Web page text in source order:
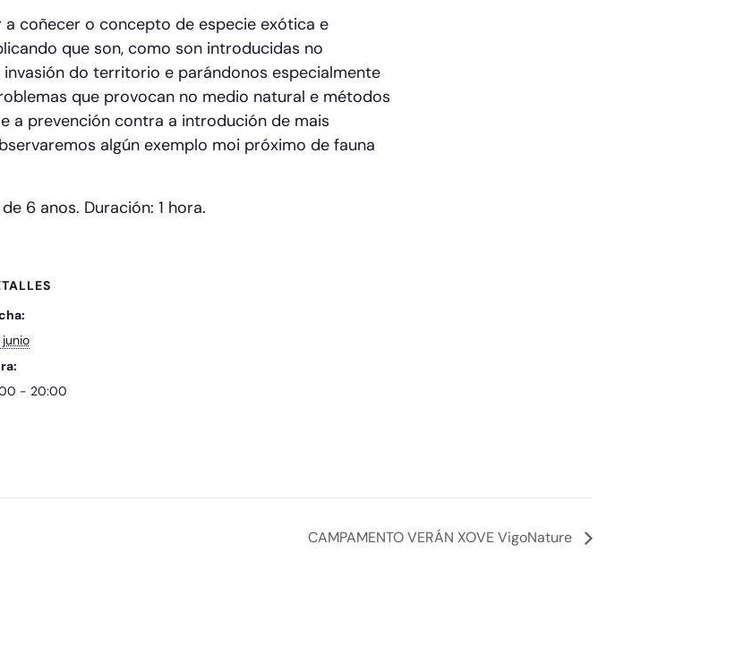
coñecer o concepto de especie exótica e
que son, como son introducidas no
do territorio e parándonos especialmente
que provocan no medio natural e métodos
a prevención contra a introdución de mais
algún exemplo moi próximo de fauna
6 anos. Duración: 1 hora.
- 20:00
CAMPAMENTO VERÁN XOVE VigoNature